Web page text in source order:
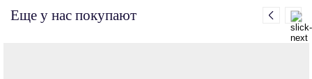
Еще у нас покупают